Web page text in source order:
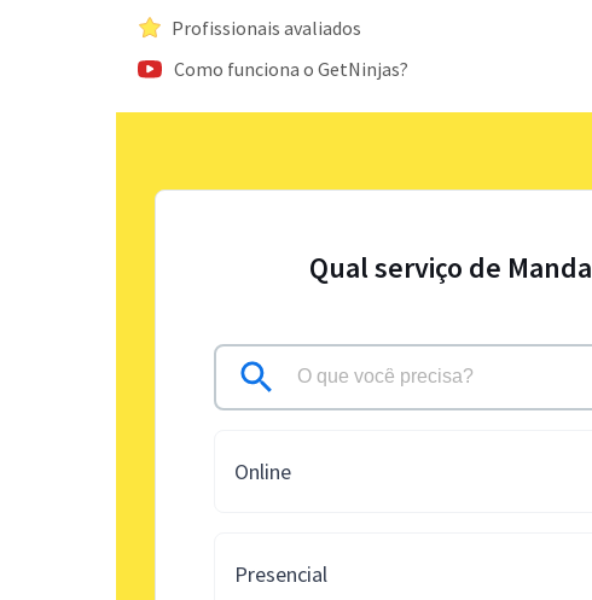
Profissionais avaliados
Como funciona o GetNinjas?
Qual serviço de
Online
Presencial